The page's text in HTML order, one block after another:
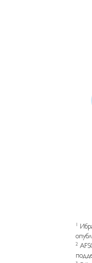
1
2